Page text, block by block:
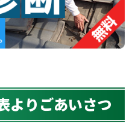
よりごあいさつ